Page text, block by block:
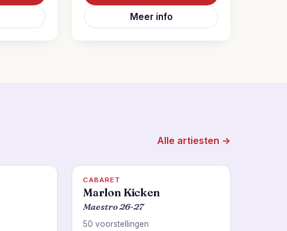
Meer info
Alle artiesten →
CABARET
Marlon Kicken
Maestro 26-27
50 voorstellingen